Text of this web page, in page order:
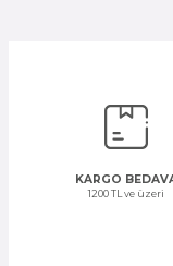
mama kapları,
rahatlıkla
beslenme süreci
KARGO
1200 TL ve üzeri